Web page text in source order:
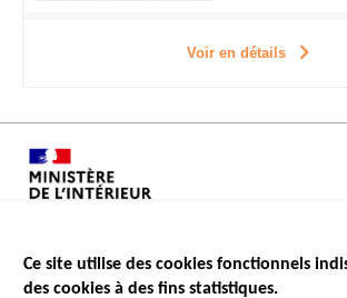
Voir en détails
Ce site utilise des cookies fonctionnels
des cookies à des fins statistiques.